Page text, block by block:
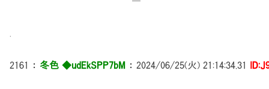
2161 ： 冬色 ◆udEkSPP7bM ： 2024/06/25(火) 21:14:34.31